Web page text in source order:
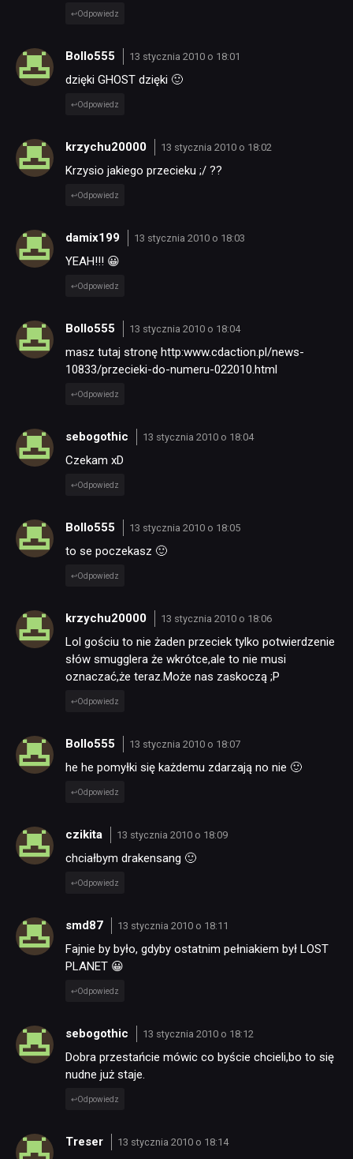
Odpowiedz
Bollo555 13 stycznia 2010 o 18:01
dzięki GHOST dzięki 🙂
Odpowiedz
krzychu20000 13 stycznia 2010 o 18:02
Krzysio jakiego przecieku ;/ ??
Odpowiedz
damix199 13 stycznia 2010 o 18:03
YEAH!!! 😀
Odpowiedz
Bollo555 13 stycznia 2010 o 18:04
masz tutaj stronę http:www.cdaction.pl/news-
10833/przecieki-do-numeru-022010.html
Odpowiedz
sebogothic 13 stycznia 2010 o 18:04
Czekam xD
Odpowiedz
Bollo555 13 stycznia 2010 o 18:05
to se poczekasz 🙂
Odpowiedz
krzychu20000 13 stycznia 2010 o 18:06
Lol gościu to nie żaden przeciek tylko potwierdzenie
słów smugglera że wkrótce,ale to nie musi
oznaczać,że teraz.Może nas zaskoczą ;P
Odpowiedz
Bollo555 13 stycznia 2010 o 18:07
he he pomyłki się każdemu zdarzają no nie 🙂
Odpowiedz
czikita 13 stycznia 2010 o 18:09
chciałbym drakensang 🙂
Odpowiedz
smd87 13 stycznia 2010 o 18:11
Fajnie by było, gdyby ostatnim pełniakiem był LOST
PLANET 😀
Odpowiedz
sebogothic 13 stycznia 2010 o 18:12
Dobra przestańcie mówic co byście chcieli,bo to się
nudne już staje.
Odpowiedz
Treser 13 stycznia 2010 o 18:14